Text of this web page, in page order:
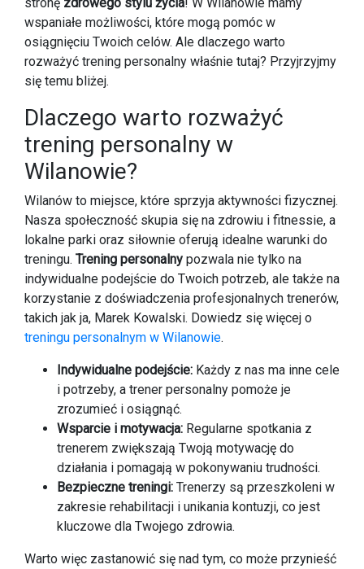
wspaniałe możliwości, które mogą pomóc w
osiągnięciu Twoich celów. Ale dlaczego warto
rozważyć trening personalny właśnie tutaj? Przyjrzyjmy
się temu bliżej.
Dlaczego warto rozważyć
trening personalny w
Wilanowie?
Wilanów to miejsce, które sprzyja aktywności fizycznej.
Nasza społeczność skupia się na zdrowiu i fitnessie, a
lokalne parki oraz siłownie oferują idealne warunki do
treningu. Trening personalny pozwala nie tylko na
indywidualne podejście do Twoich potrzeb, ale także na
korzystanie z doświadczenia profesjonalnych trenerów,
takich jak ja, Marek Kowalski. Dowiedz się więcej o
treningu personalnym w Wilanowie.
Indywidualne podejście: Każdy z nas ma inne cele
i potrzeby, a trener personalny pomoże je
zrozumieć i osiągnąć.
Wsparcie i motywacja: Regularne spotkania z
trenerem zwiększają Twoją motywację do
działania i pomagają w pokonywaniu trudności.
Bezpieczne treningi: Trenerzy są przeszkoleni w
zakresie rehabilitacji i unikania kontuzji, co jest
kluczowe dla Twojego zdrowia.
Warto więc zastanowić się nad tym, co może przynieść